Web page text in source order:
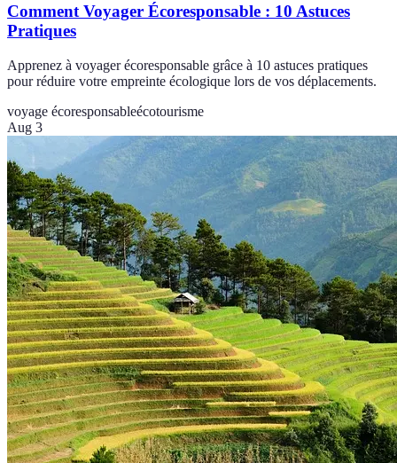
Comment Voyager Écoresponsable : 10 Astuces
Pratiques
Apprenez à voyager écoresponsable grâce à 10 astuces pratiques
pour réduire votre empreinte écologique lors de vos déplacements.
voyage écoresponsableécotourisme
Aug 3